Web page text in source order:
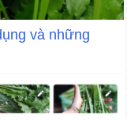
và những